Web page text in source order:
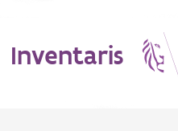
Inventaris